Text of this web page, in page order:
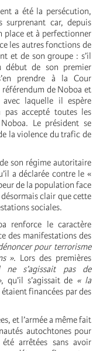
a été la persécution,
surprenant car, depuis
place et à perfectionner
les autres fonctions de
et de son groupe : s’il
début de son premier
prendre à la Cour
de Noboa et
avec laquelle il espère
pas accepté toutes les
Le président se
la violence du trafic de
son régime autoritaire
a déclarée contre le «
de la population face
clair que cette
sociales.
renforce le caractère
des manifestations des
pour terrorisme
». Lors des premières
s’agissait pas de
, qu’il s’agissait de « la
financées par des
et l’armée a même fait
autochtones pour
arrêtées sans avoir